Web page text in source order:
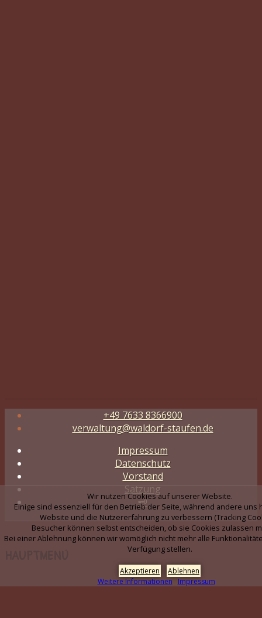
+49 7633 8366900
verwaltung@waldorf-staufen.de
Impressum
Datenschutz
Vorstand
Satzung
🗝️
Wir nutzen Cookies auf unserer Website.
Einige sind essenziell für den Betrieb der Seite, während andere uns
Website und die Nutzererfahrung zu verbessern (Tracking
Besucher können selbst entscheiden, ob sie Cookies zulassen
Bei einer Ablehnung können wir womöglich nicht mehr alle
Verfügung stellen.
Akzeptieren
Ablehnen
Weitere Informationen Impressum